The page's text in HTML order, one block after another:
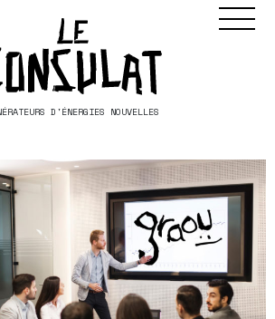
D'ÉNERGIES NOUVELLES